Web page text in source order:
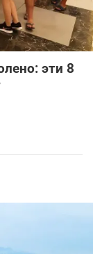
эти 8